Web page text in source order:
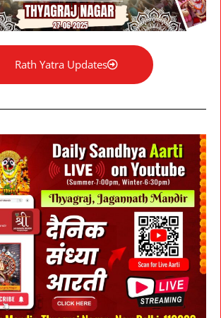
Rath Yatra Updates